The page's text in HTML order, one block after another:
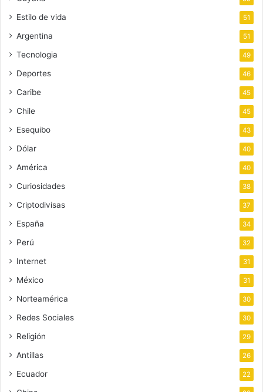
Estilo de vida 51
Argentina 51
Tecnologia 49
Deportes 46
Caribe 45
Chile 45
Esequibo 43
Dólar 40
América 40
Curiosidades 38
Criptodivisas 37
España 34
Perú 32
Internet 31
México 31
Norteamérica 30
Redes Sociales 30
Religión 29
Antillas 26
Ecuador 22